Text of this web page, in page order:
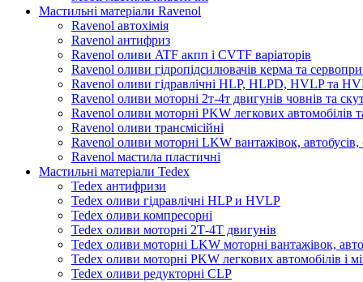
Мастильні матеріали Ravenol
Ravenol автохімія
Ravenol антифриз
Ravenol оливи ATF акпп і CVTF варіаторів
Ravenol оливи гідропідсилювачів керма та
Ravenol оливи гідравлічні HLP, HLPD, HVLP та
Ravenol оливи моторні 2т-4т двигунів човнів та
Ravenol оливи моторні PKW легкових автомобілів
Ravenol оливи трансмісійні
Ravenol оливи моторні LKW вантажівок, автобусів,
Ravenol мастила пластичні
Мастильні матеріали Tedex
Tedex антифризи
Tedex оливи гідравлічні HLP и HVLP
Tedex оливи компресорні
Tedex оливи моторні 2Т-4Т двигунів
Tedex оливи моторні LKW моторні вантажівок,
Tedex оливи моторні PKW легкових автомобілів і
Tedex оливи редукторні CLP